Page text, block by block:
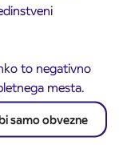
to negativno
mesta.
samo obvezne